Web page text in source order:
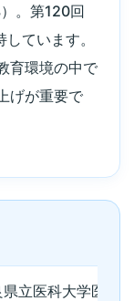
。第120回
ています。
育環境の中で
げが重要で
県立医科大学医学部